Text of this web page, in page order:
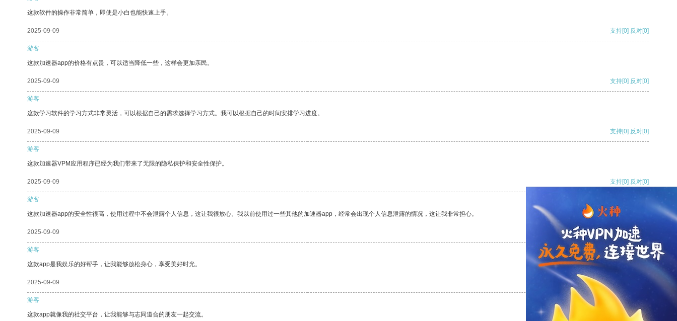
这款软件的操作非常简单，即使是小白也能快速上手。
2025-09-09 支持[0] 反对[0]
游客
这款加速器app的价格有点贵，可以适当降低一些，这样会更加亲民。
2025-09-09 支持[0] 反对[0]
游客
这款学习软件的学习方式非常灵活，可以根据自己的需求选择学习方式。我可以根据自己的时间安排学习进度。
2025-09-09 支持[0] 反对[0]
游客
这款加速器VPM应用程序已经为我们带来了无限的隐私保护和安全性保护。
2025-09-09 支持[0] 反对[0]
游客
这款加速器app的安全性很高，使用过程中不会泄露个人信息，这让我很放心。我以前使用过一些其他的加速器app，经常会出现个人信息泄露的情况，这让我非常担心。
2025-09-09 支持[0] 反对
游客
这款app是我娱乐的好帮手，让我能够放松身心，享受美好时光。
2025-09-09 支持
游客
这款app就像我的社交平台，让我能够与志同道合的朋友一起交流。